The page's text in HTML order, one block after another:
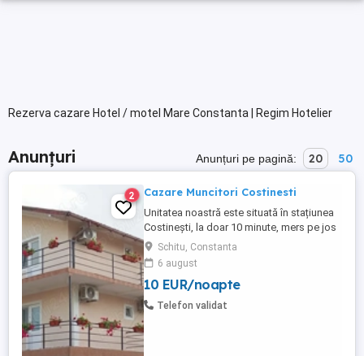
Rezerva cazare Hotel / motel Mare Constanta | Regim Hotelier
Anunțuri Anunțuri pe pagină: 20 50
2 Cazare Muncitori Costinesti
Unitatea noastră este situată în stațiunea
Costinești, la doar 10 minute, mers pe jos
până la Plaja Obelisc, 5 minute până la
stația CFR Halta Tabără Costinesti și doar
3 minute până la Parcul de Distracții.
Capacitatea de cazare este peste 60
locuri serie în camere duble și camere
Schitu, Constanta
6 august
10 EUR/noapte
Telefon validat